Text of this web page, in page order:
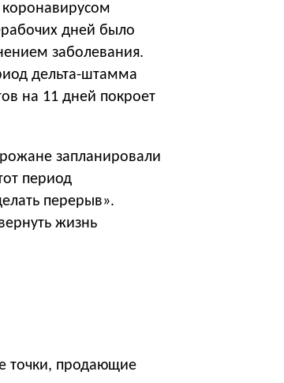
дней было
заболевания.
дельта-штамма
на 11 дней покроет
запланировали
период
перерыв».
жизнь
точки, продающие